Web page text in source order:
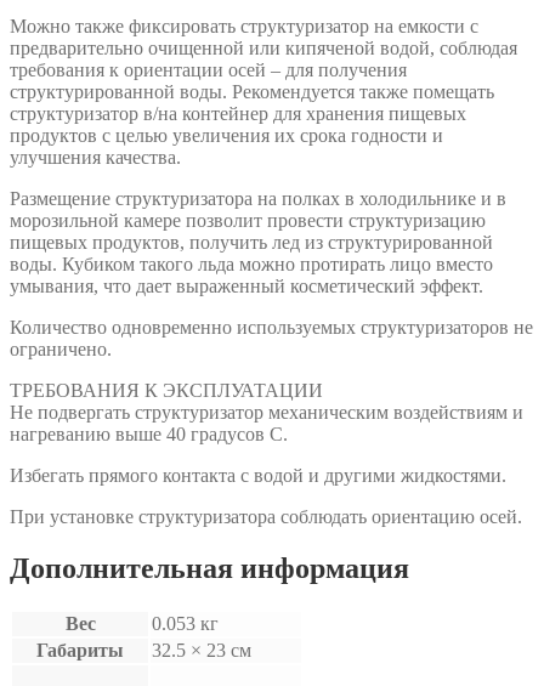
Можно также фиксировать структуризатор на емкости с
предварительно очищенной или кипяченой водой, соблюдая
требования к ориентации осей – для получения
структурированной воды. Рекомендуется также помещать
структуризатор в/на контейнер для хранения пищевых
продуктов с целью увеличения их срока годности и
улучшения качества.
Размещение структуризатора на полках в холодильнике и в
морозильной камере позволит провести структуризацию
пищевых продуктов, получить лед из структурированной
воды. Кубиком такого льда можно протирать лицо вместо
умывания, что дает выраженный косметический эффект.
Количество одновременно используемых структуризаторов не
ограничено.
ТРЕБОВАНИЯ К ЭКСПЛУАТАЦИИ
Не подвергать структуризатор механическим воздействиям и
нагреванию выше 40 градусов С.
Избегать прямого контакта с водой и другими жидкостями.
При установке структуризатора соблюдать ориентацию осей.
Дополнительная информация
Вес
0.053 кг
Габариты
32.5 × 23 см